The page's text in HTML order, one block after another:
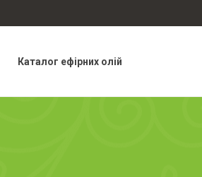
Каталог ефірних олій